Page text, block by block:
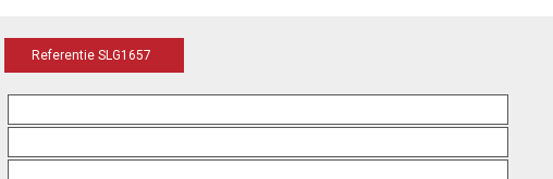
Referentie SLG1657